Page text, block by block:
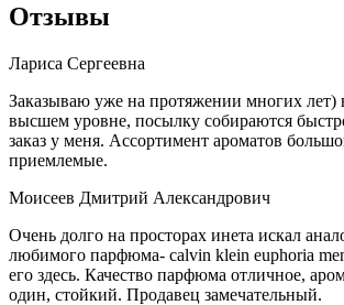
Отзывы
Лариса Сергеевна
Заказываю уже на протяжении многих лет)
высшем уровне, посылку собираются
заказ у меня. Ассортимент ароматов
приемлемые.
Моисеев Дмитрий Александрович
Очень долго на просторах инета искал
любимого парфюма- calvin klein euphoria
его здесь. Качество парфюма отличное,
один, стойкий. Продавец замечательный.